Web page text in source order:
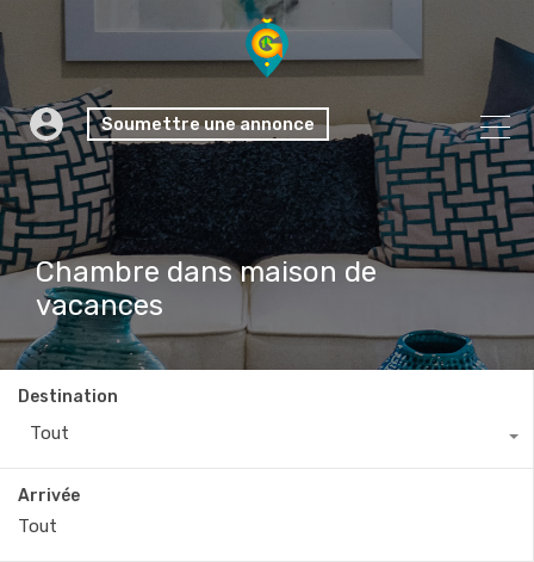
Soumettre une annonce
Chambre dans maison de
vacances
Destination
Tout
Arrivée